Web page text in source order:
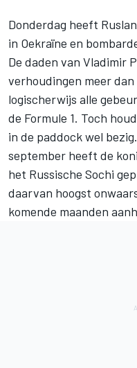
Donderdag heeft
in Oekraïne en
De daden van Vladimir
verhoudingen meer
logischerwijs alle
de Formule 1. Toch
in de paddock wel
september heeft de
het Russische Sochi
daarvan hoogst
komende maanden